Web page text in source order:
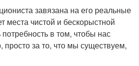
завязана на его реальные
места чистой и бескорыстной
в том, чтобы нас
за то, что мы существуем,